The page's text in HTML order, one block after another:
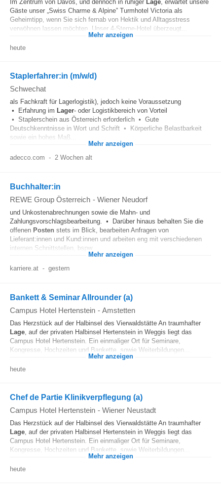
Im Zentrum von Davos, und dennoch in ruhiger Lage, erwartet unsere
Gäste unser „Swiss Charme & Alpine” Turmhotel Victoria als
Geheimtipp, wenn Sie sich fernab von Hektik und Alltagsstress
verwöhnen lassen möchten. Unser 4-Sterne-Hotel überzeugt...
Mehr anzeigen
heute
Staplerfahrer:in (m/w/d)
Schwechat
als Fachkraft für Lagerlogistik), jedoch keine Voraussetzung
• Erfahrung im Lager- oder Logistikbereich von Vorteil
• Staplerschein aus Österreich erforderlich • Gute
Deutschkenntnisse in Wort und Schrift • Körperliche Belastbarkeit
sowie ein hohes Maß...
Mehr anzeigen
adecco.com - 2 Wochen alt
Buchhalter:in
REWE Group Österreich - Wiener Neudorf
und Unkostenabrechnungen sowie die Mahn- und
Zahlungsvorschlagsbearbeitung. • Darüber hinaus behalten Sie die
offenen Posten stets im Blick, bearbeiten Anfragen von
Lieferant:innen und Kund:innen und arbeiten eng mit verschiedenen
internen Schnittstellen, bspw...
Mehr anzeigen
karriere.at - gestern
Bankett & Seminar Allrounder (a)
Campus Hotel Hertenstein - Amstetten
Das Herzstück auf der Halbinsel des Vierwaldstätte An traumhafter
Lage, auf der privaten Halbinsel Hertenstein in Weggis liegt das
Campus Hotel Hertenstein. Ein einmaliger Ort für Seminare,
Kongresse, Hochzeiten und Bankette, sowie Weiterbildungen...
Mehr anzeigen
heute
Chef de Partie Klinikverpflegung (a)
Campus Hotel Hertenstein - Wiener Neustadt
Das Herzstück auf der Halbinsel des Vierwaldstätte An traumhafter
Lage, auf der privaten Halbinsel Hertenstein in Weggis liegt das
Campus Hotel Hertenstein. Ein einmaliger Ort für Seminare,
Kongresse, Hochzeiten und Bankette, sowie Weiterbildungen...
Mehr anzeigen
heute